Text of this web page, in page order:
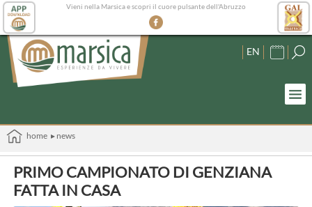
Vieni nella Marsica e scopri il cuore pulsante dell'Abruzzo
EN
home ▸ news
PRIMO CAMPIONATO DI GENZIANA
FATTA IN CASA